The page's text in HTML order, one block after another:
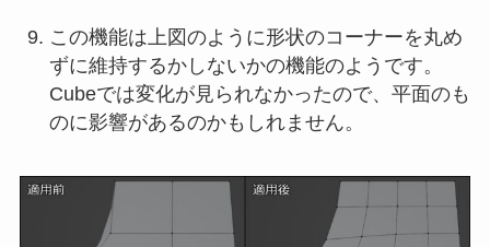
この機能は上図のように形状のコーナーを丸め
ずに維持するかしないかの機能のようです。
Cubeでは変化が見られなかったので、平面のも
のに影響があるのかもしれません。